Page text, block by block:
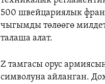
500 швейцариялык
чыгымды төлөөгө
талаша алат.
Z тамгасы орус
символуна айланган.